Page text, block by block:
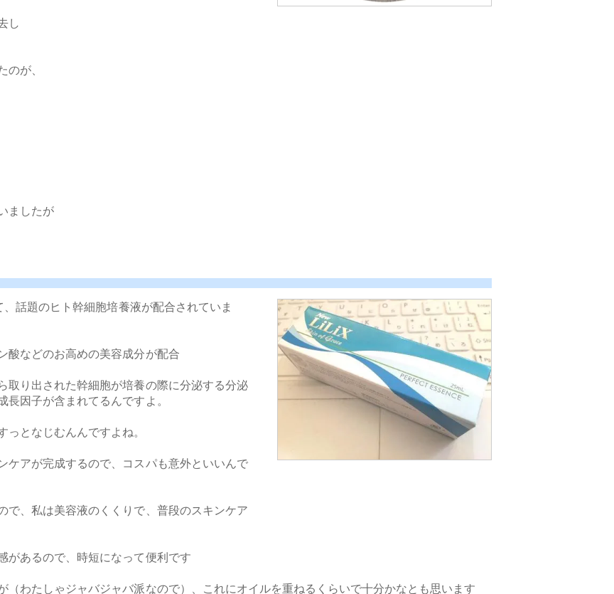
し
が、
ましたが
話題のヒト幹細胞培養液が配合されていま
酸などのお高めの美容成分が配合
取り出された幹細胞が培養の際に分泌する分泌
因子が含まれてるんですよ。
となじむんんですよね。
ケアが完成するので、コスパも意外といいんで
で、私は美容液のくくりで、普段のスキンケア
があるので、時短になって便利です
（わたしゃジャバジャバ派なので）、これにオイルを重ねるくらいで十分かなとも思います